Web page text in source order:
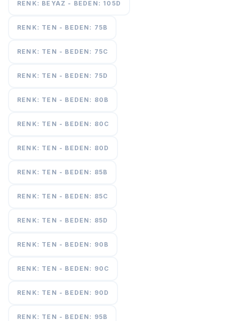
RENK: BEYAZ - BEDEN: 105D
RENK: TEN - BEDEN: 75B
RENK: TEN - BEDEN: 75C
RENK: TEN - BEDEN: 75D
RENK: TEN - BEDEN: 80B
RENK: TEN - BEDEN: 80C
RENK: TEN - BEDEN: 80D
RENK: TEN - BEDEN: 85B
RENK: TEN - BEDEN: 85C
RENK: TEN - BEDEN: 85D
RENK: TEN - BEDEN: 90B
RENK: TEN - BEDEN: 90C
RENK: TEN - BEDEN: 90D
RENK: TEN - BEDEN: 95B